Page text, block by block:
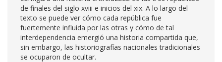
de finales del siglo xviii e inicios del xix. A lo largo del
texto se puede ver cómo cada república fue
fuertemente influida por las otras y cómo de tal
interdependencia emergió una historia compartida que,
sin embargo, las historiografías nacionales tradicionales
se ocuparon de ocultar.